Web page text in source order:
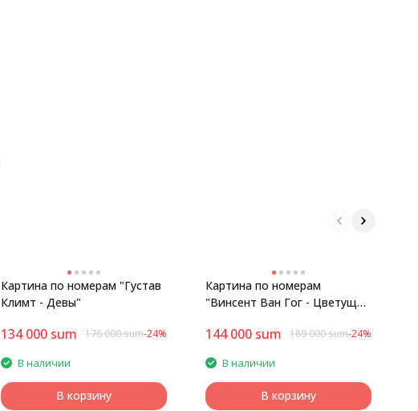
Картина по номерам "Густав
Климт - Девы"
134 000 sum 176 000sum-24%
В наличии
В корзину
Картина по номерам
"Винсент Ван Гог - Цветущие
144 000 sum 189 000sum-24%
В наличии
В корзину